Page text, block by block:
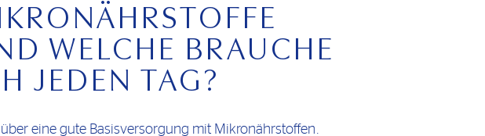
WELCHE BRAUCHE
JEDEN TAG?
eine gute Basisversorgung mit Mikronährstoffen.